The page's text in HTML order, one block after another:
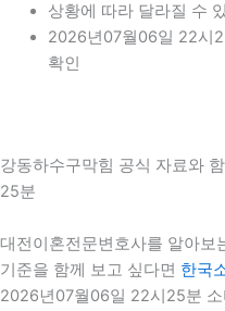
상황에 따라 달라질 수
2026년07월06일 22시
확인
강동하수구막힘 공식 자료와
25분
대전이혼전문변호사를 알아보
기준을 함께 보고 싶다면 한국
2026년07월06일 22시25분